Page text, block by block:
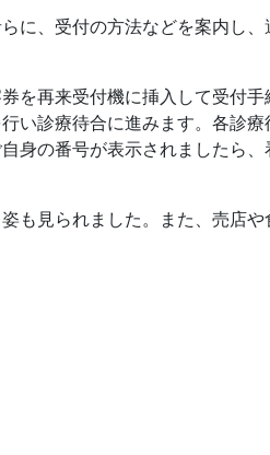
に、受付の方法などを案内し、
を再来受付機に挿入して受付手
い診療待合に進みます。各診療
身の番号が表示されましたら、
も見られました。また、売店や